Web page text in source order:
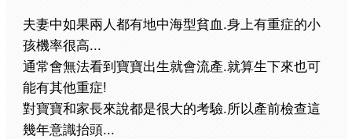
夫妻中如果兩人都有地中海型貧血.身上有重症的小
孩機率很高...
通常會無法看到寶寶出生就會流產.就算生下來也可
能有其他重症!
對寶寶和家長來說都是很大的考驗.所以產前檢查這
幾年意識抬頭...